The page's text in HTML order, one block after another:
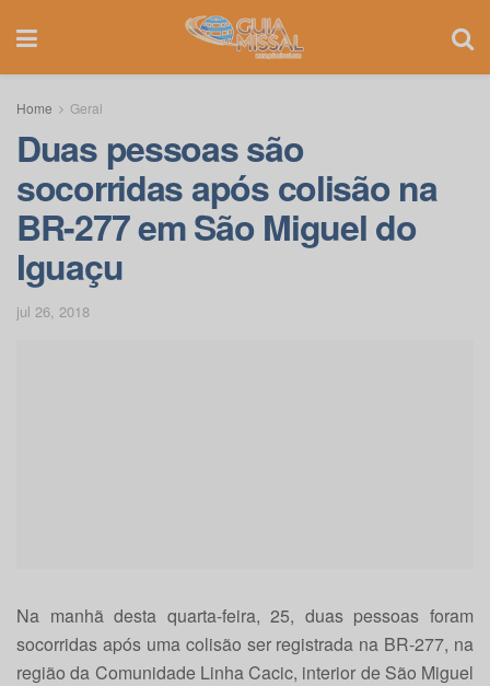
Home Geral
Duas pessoas são
socorridas após colisão na
BR-277 em São Miguel do
Iguaçu
jul 26, 2018
Na manhã desta quarta-feira, 25, duas pessoas foram
socorridas após uma colisão ser registrada na BR-277, na
região da Comunidade Linha Cacic, interior de São Miguel